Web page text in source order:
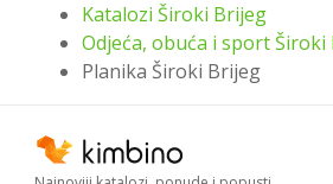
Katalozi Široki Brijeg
Odjeća, obuća i sport Široki
Planika Široki Brijeg